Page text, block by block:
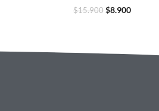
$15.900 $8.900